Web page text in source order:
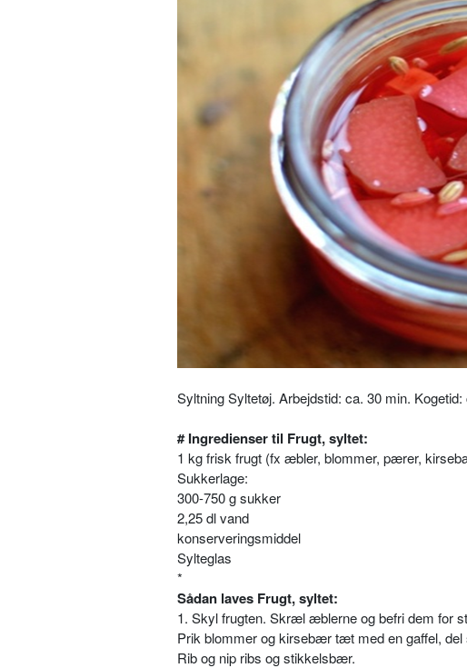
Syltning Syltetøj. Arbejdstid: ca. 30 min.
# Ingredienser til Frugt, syltet:
1 kg frisk frugt (fx æbler, blommer, pærer,
Sukkerlage:
300-750 g sukker
2,25 dl vand
konserveringsmiddel
Sylteglas
*
Sådan laves Frugt, syltet:
1. Skyl frugten. Skræl æblerne og befri dem for
Prik blommer og kirsebær tæt med en gaffel,
Rib og nip ribs og stikkelsbær.